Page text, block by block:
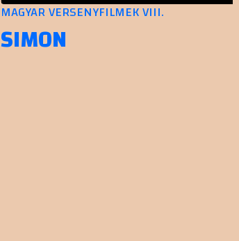
VERSENYFILMEK VIII.
SIMON